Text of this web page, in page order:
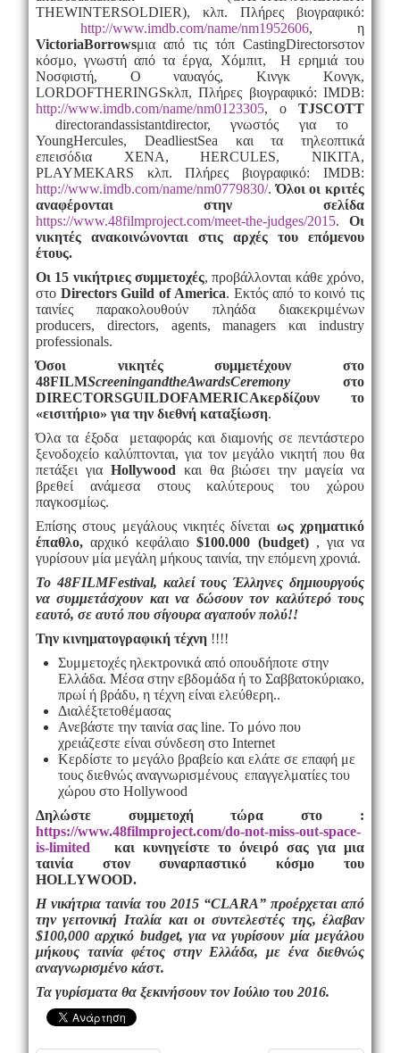
THEWINTERSOLDIER), κλπ. Πλήρες βιογραφικό:
http://www.imdb.com/name/nm1952606, η
VictoriaBorrowsμια από τις τόπCastingDirectorsστον
κόσμο, γνωστή από τα έργα, Χόμπιτ, Η ερημιά του
Νοσφιστή, Ο ναυαγός, Κινγκ Κονγκ,
LORDOFTHERINGSκλπ, Πλήρες βιογραφικό:IMDB:
http://www.imdb.com/name/nm0123305, οTJSCOTT
directorandassistantdirector, γνωστός για το
YoungHercules, DeadliestSea και τα τηλεοπτικά
επεισόδια XENA,HERCULES,NIKITA,
PLAYMEKARS κλπ. Πλήρες βιογραφικό:IMDB:
http://www.imdb.com/name/nm0779830/.Όλοι οι κριτές
αναφέρονται στην σελίδα
https://www.48filmproject.com/meet-the-judges/2015.Οι
νικητές ανακοινώνονται στις αρχές του επόμενου
έτους.
Οι 15 νικήτριες συμμετοχές, προβάλλονται κάθε χρόνο,
στο Directors Guild of America. Εκτός από το κοινό τις
ταινίες παρακολουθούν πληάδα διακεκριμένων
producers, directors, agents, managers και industry
professionals.
Όσοι νικητές συμμετέχουν στο
48FILMScreeningandtheAwardsCeremonyστο
DIRECTORSGUILDOFAMERICAκερδίζουν το
«εισιτήριο» για την διεθνή καταξίωση.
Όλα τα έξοδα μεταφοράς και διαμονής σε πεντάστερο
ξενοδοχείο καλύπτονται, για τον μεγάλο νικητή που θα
πετάξει για Hollywood και θα βιώσει την μαγεία να
βρεθεί ανάμεσα στους καλύτερους του χώρου
παγκοσμίως.
Επίσης στους μεγάλους νικητές δίνεται ως χρηματικό
έπαθλο,αρχικό κεφάλαιο $100.000 (budget) , για να
γυρίσουν μία μεγάλη μήκους ταινία, την επόμενη χρονιά.
Το 48FILMFestival, καλεί τους Έλληνες δημιουργούς
να συμμετάσχουν και να δώσουν τον καλύτερό τους
εαυτό, σε αυτό που σίγουρα αγαπούν πολύ!!
Την κινηματογραφική τέχνη!!!!
Συμμετοχές ηλεκτρονικά από οπουδήποτε στην
Ελλάδα. Μέσα στην εβδομάδα ή το Σαββατοκύριακο,
πρωί ή βράδυ, η τέχνη είναι ελεύθερη..
Διαλέξτετοθέμασας
Ανεβάστε την ταινία σας line. Το μόνο που
χρειάζεστε είναι σύνδεση στο Internet
Κερδίστε το μεγάλο βραβείο και ελάτε σε επαφή με
τους διεθνώς αναγνωρισμένους επαγγελματίες του
χώρου στο Hollywood
Δηλώστε συμμετοχή τώρα στο :
https://www.48filmproject.com/do-not-miss-out-space-
is-limited και κυνηγείστε το όνειρό σας για μια
ταινία στον συναρπαστικό κόσμο του
HOLLYWOOD.
Η νικήτρια ταινία του 2015 “CLARA” προέρχεται από
την γειτονική Ιταλία και οι συντελεστές της, έλαβαν
$100,000 αρχικό budget, για να γυρίσουν μία μεγάλου
μήκους ταινία φέτος στην Ελλάδα, με ένα διεθνώς
αναγνωρισμένο κάστ.
Τα γυρίσματα θα ξεκινήσουν τον Ιούλιο του 2016.